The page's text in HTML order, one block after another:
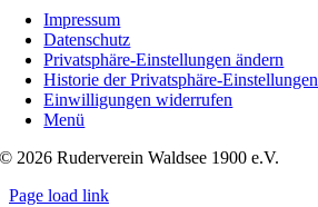
Impressum
Datenschutz
Privatsphäre-Einstellungen ändern
Historie der Privatsphäre-Einstellungen
Einwilligungen widerrufen
Menü
© 2026 Ruderverein Waldsee 1900 e.V.
Page load link